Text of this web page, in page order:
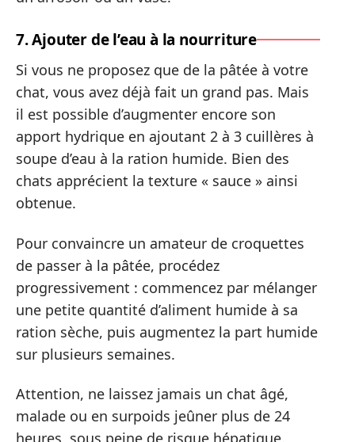
7. Ajouter de l’eau à la nourriture
Si vous ne proposez que de la pâtée à votre
chat, vous avez déjà fait un grand pas. Mais
il est possible d’augmenter encore son
apport hydrique en ajoutant 2 à 3 cuillères à
soupe d’eau à la ration humide. Bien des
chats apprécient la texture « sauce » ainsi
obtenue.
Pour convaincre un amateur de croquettes
de passer à la pâtée, procédez
progressivement : commencez par mélanger
une petite quantité d’aliment humide à sa
ration sèche, puis augmentez la part humide
sur plusieurs semaines.
Attention, ne laissez jamais un chat âgé,
malade ou en surpoids jeûner plus de 24
heures, sous peine de risque hépatique.